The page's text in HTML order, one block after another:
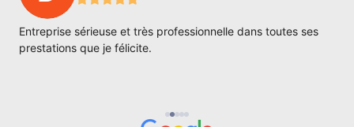
Entreprise sérieuse et très professionnelle dans toutes ses
prestations que je félicite.